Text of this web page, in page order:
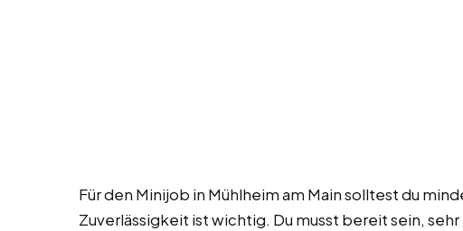
Für den Minijob in Mühlheim am Main solltest du
Zuverlässigkeit ist wichtig. Du musst bereit sein,